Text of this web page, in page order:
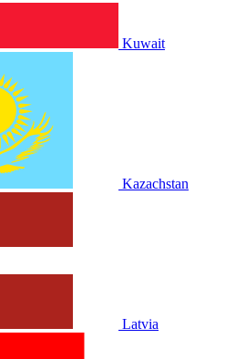
Kuwait
Kazachstan
Latvia